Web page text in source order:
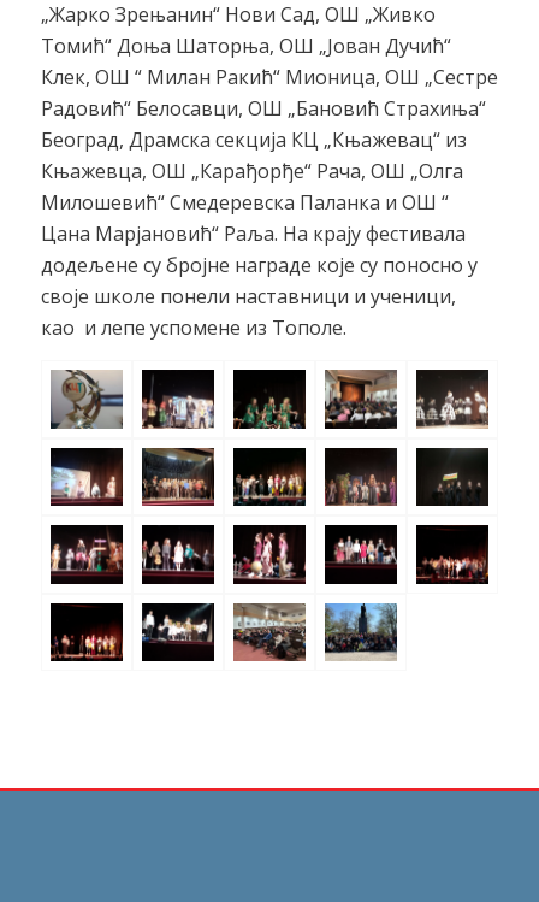
„Жарко Зрењанин“ Нови Сад, ОШ „Живко
Томић“ Доња Шаторња, ОШ „Јован Дучић“
Клек, ОШ “ Милан Ракић“ Мионица, ОШ „Сестре
Радовић“ Белосавци, ОШ „Бановић Страхиња“
Београд, Драмска секција КЦ „Књажевац“ из
Књажевца, ОШ „Карађорђе“ Рача, ОШ „Олга
Милошевић“ Смедеревска Паланка и ОШ “
Цана Марјановић“ Раља. На крају фестивала
додељене су бројне награде које су поносно у
своје школе понели наставници и ученици,
као и лепе успомене из Тополе.